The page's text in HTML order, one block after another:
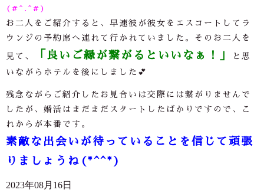
(#^.^#)
お二人をご紹介すると、早速彼が彼女をエスコートしてラ
ウンジの予約席へ連れて行かれていました。そのお二人を
見て、 「良いご縁が繋がるといいなぁ！」
と思
いながらホテルを後にしました💕
残念ながらご紹介したお見合いは交際には繋がりませんで
したが、婚活はまだまだスタートしたばかりですので、こ
れからが本番です。
素敵な出会いが待っていることを信じて頑張
りましょうね(*^^*)
2023年08月16日